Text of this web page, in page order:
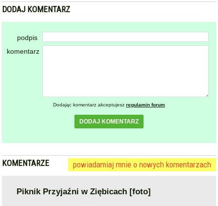
DODAJ KOMENTARZ
podpis
komentarz
Dodając komentarz akceptujesz regulamin forum
DODAJ KOMENTARZ
KOMENTARZE powiadamiaj mnie o nowych komentarzach
Piknik Przyjaźni w Ziębicach [foto]